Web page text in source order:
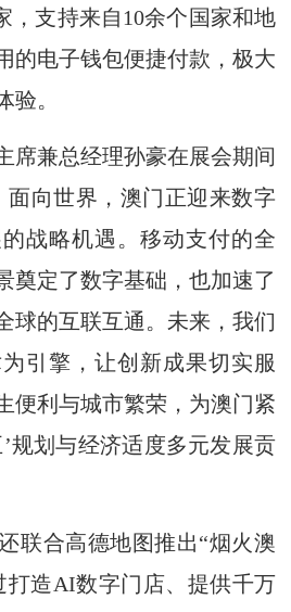
，支持来自10余个国家和地
的电子钱包便捷付款，极大
验。
兼总经理孙豪在展会期间
面向世界，澳门正迎来数字
战略机遇。移动支付的全
奠定了数字基础，也加速了
球的互联互通。未来，我们
引擎，让创新成果切实服
便利与城市繁荣，为澳门紧
规划与经济适度多元发展贡
合高德地图推出“烟火澳
打造AI数字门店、提供千万